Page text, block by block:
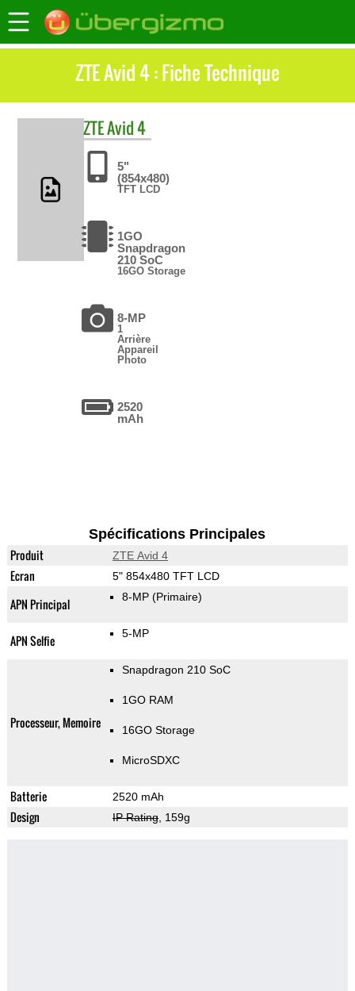
ZTE Avid 4 : Fiche Technique
ZTEAvid 4
5"
(854x480)
TFT LCD
1GO
Snapdragon
210 SoC
16GO Storage
8-MP
1
Arrière
Appareil
Photo
2520
mAh
Spécifications Principales
Produit ZTE Avid 4
Ecran 5" 854x480 TFT LCD
APN Principal 8-MP (Primaire)
APN Selfie 5-MP
Processeur, Memoire
Snapdragon 210 SoC
1GO RAM
16GO Storage
MicroSDXC
Batterie 2520 mAh
Design IP Rating, 159g